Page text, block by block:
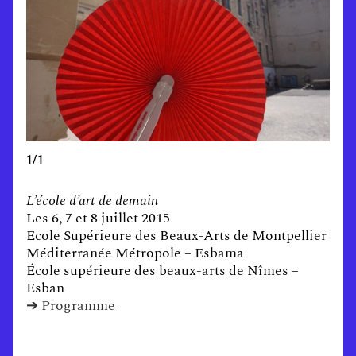
1/1
L’école d’art de demain
Les 6, 7 et 8 juillet 2015
Ecole Supérieure des Beaux-Arts de Montpellier
Méditerranée Métropole – Esbama
École supérieure des beaux-arts de Nîmes –
Esban
➔ Programme